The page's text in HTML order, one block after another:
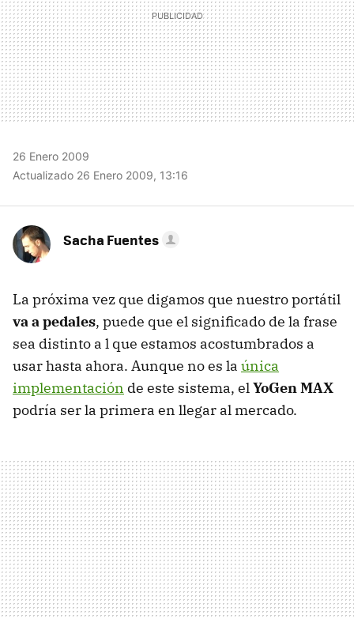
26 Enero 2009
Actualizado 26 Enero 2009, 13:16
Sacha Fuentes
La próxima vez que digamos que nuestro portátil
va a pedales, puede que el significado de la frase
sea distinto a l que estamos acostumbrados a
usar hasta ahora. Aunque no es la única
implementación de este sistema, elYoGen MAX
podría ser la primera en llegar al mercado.